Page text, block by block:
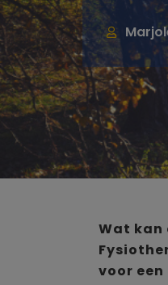
Wat kan
voor